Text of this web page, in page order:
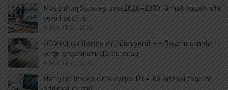
Məşğulluq Strategiyası 2026–2030: Əmək bazarında
yeni hədəflər
AUGUST 6, 2026
ƏDV ödəyicilərinə mühüm yenilik – Bəyannamələri
vergi orqanı özü dolduracaq
AUGUST 6, 2026
Hər yeni invoys üzrə ayrıca DTA-03 ərizəsi təqdim